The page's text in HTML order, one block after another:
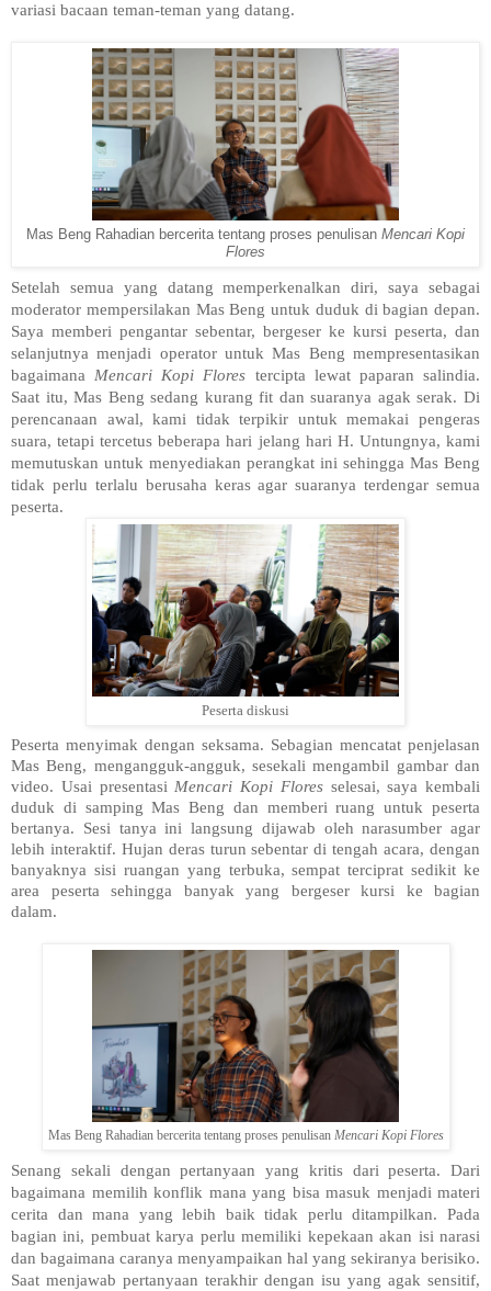
variasi bacaan teman-teman yang datang.
Mas Beng Rahadian bercerita tentang proses penulisan Mencari Kopi
Flores
Setelah semua yang datang memperkenalkan diri, saya sebagai
moderator mempersilakan Mas Beng untuk duduk di bagian depan.
Saya memberi pengantar sebentar, bergeser ke kursi peserta, dan
selanjutnya menjadi operator untuk Mas Beng mempresentasikan
bagaimana Mencari Kopi Flores tercipta lewat paparan salindia.
Saat itu, Mas Beng sedang kurang fit dan suaranya agak serak. Di
perencanaan awal, kami tidak terpikir untuk memakai pengeras
suara, tetapi tercetus beberapa hari jelang hari H. Untungnya, kami
memutuskan untuk menyediakan perangkat ini sehingga Mas Beng
tidak perlu terlalu berusaha keras agar suaranya terdengar semua
peserta.
Peserta diskusi
Peserta menyimak dengan seksama. Sebagian mencatat penjelasan
Mas Beng, mengangguk-angguk, sesekali mengambil gambar dan
video. Usai presentasi Mencari Kopi Floresselesai, saya kembali
duduk di samping Mas Beng dan memberi ruang untuk peserta
bertanya. Sesi tanya ini langsung dijawab oleh narasumber agar
lebih interaktif. Hujan deras turun sebentar di tengah acara, dengan
banyaknya sisi ruangan yang terbuka, sempat terciprat sedikit ke
area peserta sehingga banyak yang bergeser kursi ke bagian
dalam.
Mas Beng Rahadian bercerita tentang proses penulisan Mencari Kopi Flores
Senang sekali dengan pertanyaan yang kritis dari peserta. Dari
bagaimana memilih konflik mana yang bisa masuk menjadi materi
cerita dan mana yang lebih baik tidak perlu ditampilkan. Pada
bagian ini, pembuat karya perlu memiliki kepekaan akan isi narasi
dan bagaimana caranya menyampaikan hal yang sekiranya berisiko.
Saat menjawab pertanyaan terakhir dengan isu yang agak sensitif,